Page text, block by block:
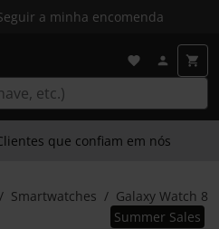
a minha encomenda
que confiam em nós
Smartwatches Galaxy Watch 8
Summer Sales